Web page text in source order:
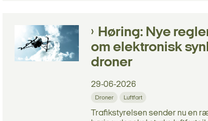
Høring: Nye
om elektronisk
droner
29-06-2026
Droner Luftfart
Trafikstyrelsen sender nu en